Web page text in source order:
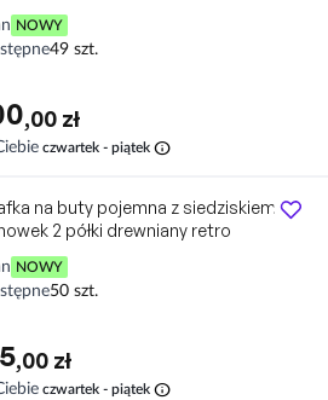
NOWY
49 szt.
,00 zł
czwartek - piątek info
na buty pojemna z siedziskiem
2 półki drewniany retro
NOWY
50 szt.
,00 zł
czwartek - piątek info